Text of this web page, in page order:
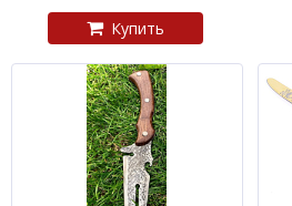
Купить